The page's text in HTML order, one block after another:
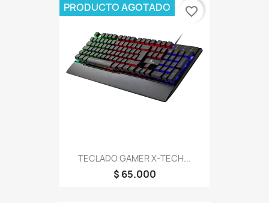
TECLADO GAMER X-TECH...
$ 65.000
PRODUCTO AGOTADO favorite_border